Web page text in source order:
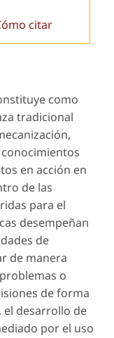
citar
como
tradicional
en acción en
de las
para el
desempeñan
de
de manera
o
de forma
el desarrollo de
por el uso